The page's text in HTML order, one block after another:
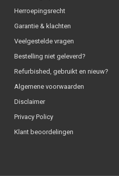
Herroepingsrecht
Garantie & klachten
Veelgestelde vragen
Bestelling niet geleverd?
Refurbished, gebruikt en nieuw?
Algemene voorwaarden
Disclaimer
Privacy Policy
Klant beoordelingen